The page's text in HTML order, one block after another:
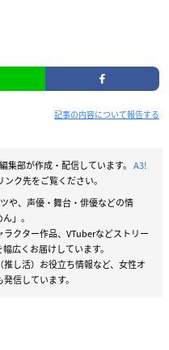
記事の内容について報告する
集部が作成・配信しています。 A3!
ク先をご覧ください。
や、声優・舞台・俳優などの情
」。
クター作品、VTuberなどストリー
広くお届けしています。
し活）お役立ち情報など、女性オ
信しています。